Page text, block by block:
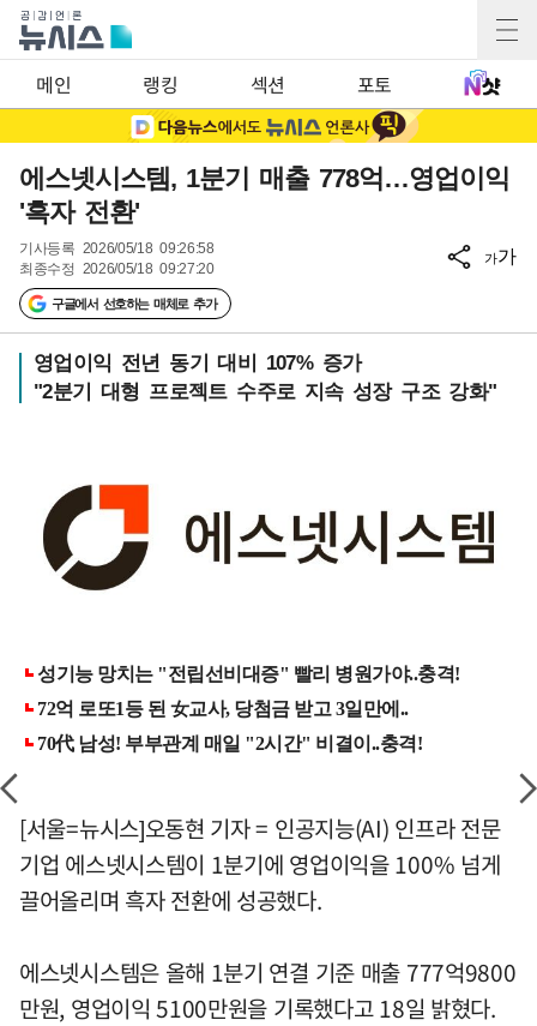
메인 랭킹 섹션 포토
에스넷시스템, 1분기 매출 778억…영업이익
'흑자 전환'
기사등록 2026/05/18 09:26:58
최종수정 2026/05/18 09:27:20
구글에서 선호하는 매체로 추가
가가
영업이익 전년 동기 대비 107% 증가
"2분기 대형 프로젝트 수주로 지속 성장 구조 강화"
[서울=뉴시스]오동현 기자 = 인공지능(AI) 인프라 전문
기업 에스넷시스템이 1분기에 영업이익을 100% 넘게
끌어올리며 흑자 전환에 성공했다.
에스넷시스템은 올해 1분기 연결 기준 매출 777억9800
만원, 영업이익 5100만원을 기록했다고 18일 밝혔다.